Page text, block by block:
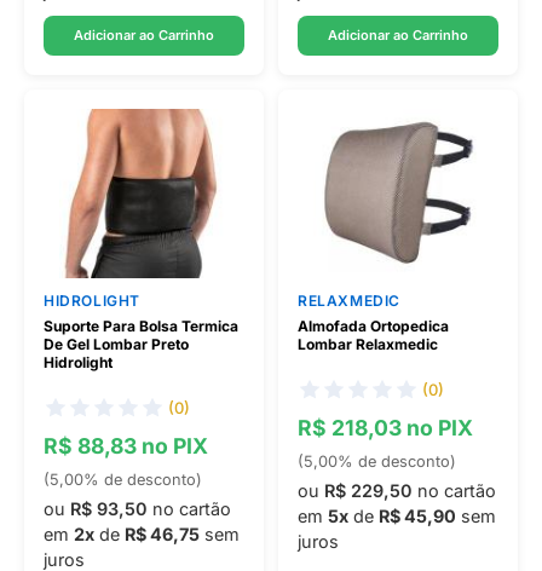
Adicionar ao Carrinho Adicionar ao Carrinho
HIDROLIGHT
Suporte Para Bolsa Termica
De Gel Lombar Preto
Hidrolight
(0)
R$ 88,83 no PIX
(5,00% de desconto)
ou R$ 93,50 no cartão
em 2x de R$ 46,75 sem
juros
RELAXMEDIC
Almofada Ortopedica
Lombar Relaxmedic
(0)
R$ 218,03 no PIX
(5,00% de desconto)
ou R$ 229,50 no cartão
em 5x de R$ 45,90 sem
juros